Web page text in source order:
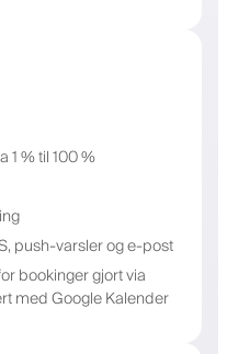
1 % til 100 %
push-varsler og e-post
bookinger gjort via
med Google Kalender